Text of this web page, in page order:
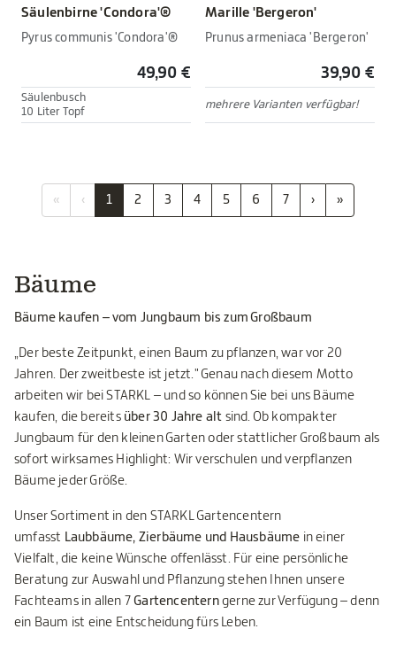
Säulenbirne 'Condora'®
Pyrus communis 'Condora'®
49,90 €
Säulenbusch
10 Liter Topf
Marille 'Bergeron'
Prunus armeniaca 'Bergeron'
39,90 €
mehrere Varianten verfügbar!
« ‹ 1 2 3 4 5 6 7 › »
Bäume
Bäume kaufen – vom Jungbaum bis zum Großbaum
„Der beste Zeitpunkt, einen Baum zu pflanzen, war vor 20
Jahren. Der zweitbeste ist jetzt." Genau nach diesem Motto
arbeiten wir bei STARKL – und so können Sie bei uns Bäume
kaufen, die bereits über 30 Jahre alt sind. Ob kompakter
Jungbaum für den kleinen Garten oder stattlicher Großbaum als
sofort wirksames Highlight: Wir verschulen und verpflanzen
Bäume jeder Größe.
Unser Sortiment in den STARKL Gartencentern
umfasst Laubbäume, Zierbäume und Hausbäume in einer
Vielfalt, die keine Wünsche offenlässt. Für eine persönliche
Beratung zur Auswahl und Pflanzung stehen Ihnen unsere
Fachteams in allen 7Gartencenterngerne zur Verfügung – denn
ein Baum ist eine Entscheidung fürs Leben.